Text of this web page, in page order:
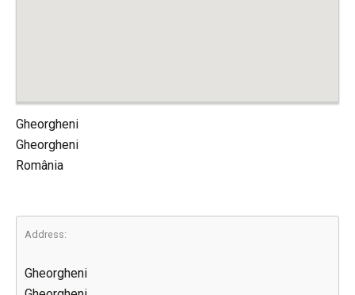
Gheorgheni
Gheorgheni
România
Address:
Gheorgheni